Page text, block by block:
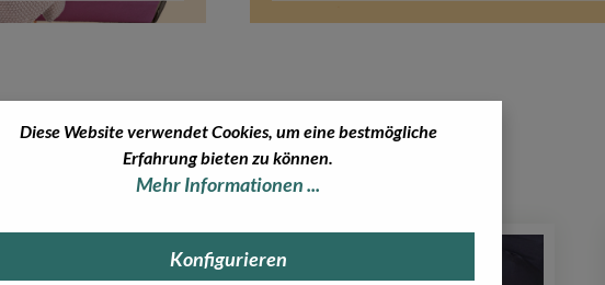
Unsere Topseller
Diese Website verwendet Cookies, um eine bestmögliche
Erfahrung bieten zu können.
Mehr Informationen ...
Konfigurieren